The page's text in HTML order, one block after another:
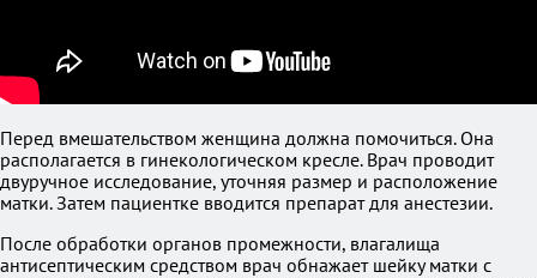
Перед вмешательством женщина должна помочиться. Она
располагается в гинекологическом кресле. Врач проводит
двуручное исследование, уточняя размер и расположение
матки. Затем пациентке вводится препарат для анестезии.
После обработки органов промежности, влагалища
антисептическим средством врач обнажает шейку матки с